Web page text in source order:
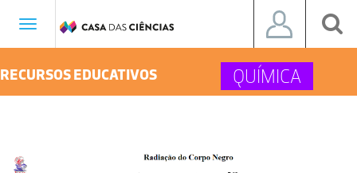
Toggle
RECURSOS EDUCATIVOS QUÍMICA